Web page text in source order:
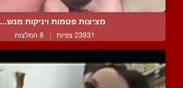
מציצות פטמות ויניקות מנש...
23931 צפיות | 8 המלצות